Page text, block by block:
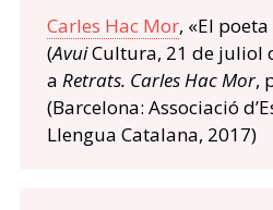
Carles Hac Mor, «El
(AvuiCultura, 21 de juliol
a Retrats. Carles Hac Mor,
(Barcelona: Associació
Llengua Catalana, 2017)